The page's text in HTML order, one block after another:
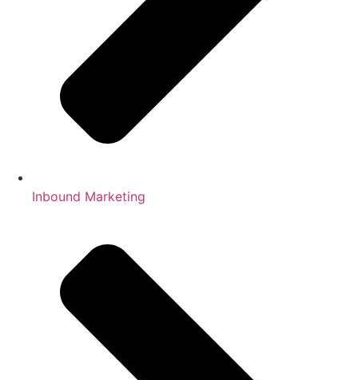
Inbound Marketing